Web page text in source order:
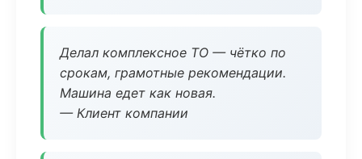
Делал комплексное ТО — чётко по
срокам, грамотные рекомендации.
Машина едет как новая.
— Клиент компании